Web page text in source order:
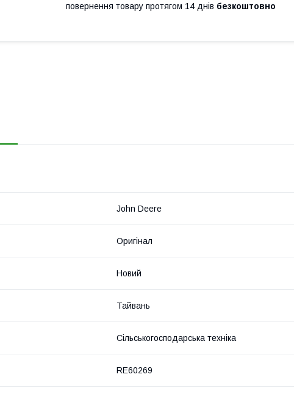
повернення товару протягом 14 днів безкоштовно
John Deere
Оригінал
Новий
Тайвань
Сільськогосподарська техніка
RE60269